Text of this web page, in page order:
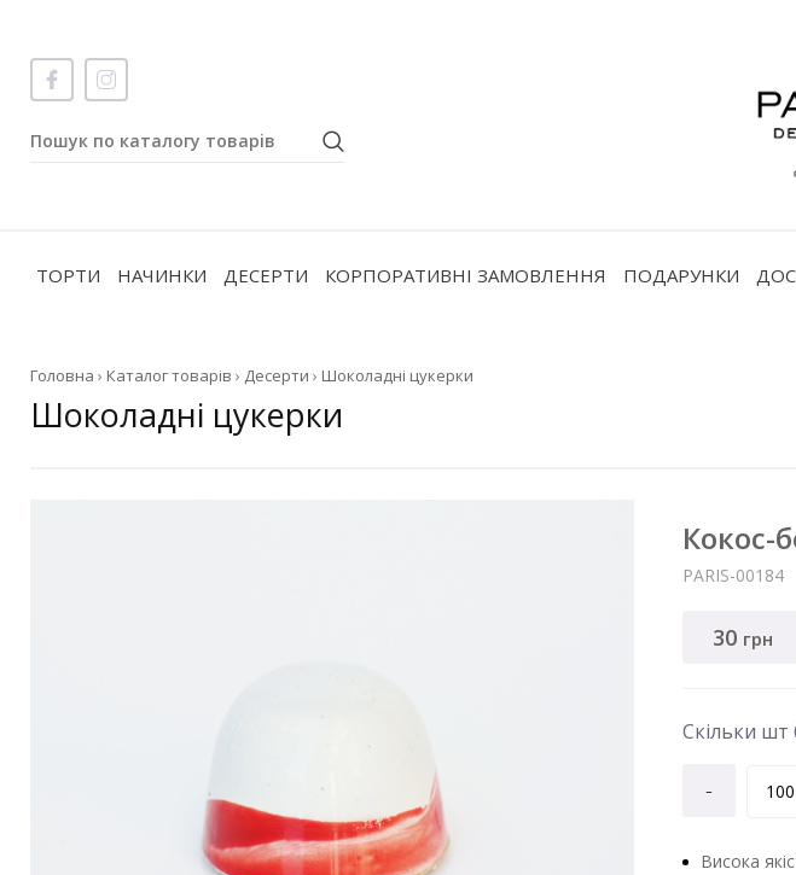
ТОРТИ НАЧИНКИ ДЕСЕРТИ КОРПОРАТИВНІ ЗАМОВЛЕННЯ ПОДАРУНКИ
Головна › Каталог товарів › Десерти › Шоколадні цукерки
Шоколадні цукерки
Кокос-
PARIS-00184
30 грн
Скільки шт
-
Висока